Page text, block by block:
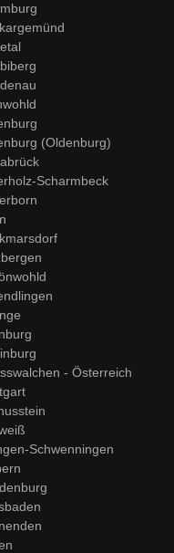
(Oldenburg)
Scharmbeck
- Österreich
Schwenningen